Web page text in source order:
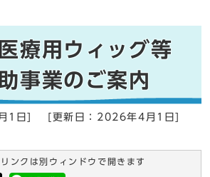
療用ウィッグ等
事業のご案内
1日 [更新日： 2026年4月1日
ンクは別ウィンドウで開きます